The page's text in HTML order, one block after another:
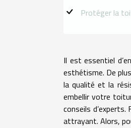
Protéger la
Il est essentiel
esthétisme. De
la qualité et la
embellir votre
conseils
attrayant. Alors,